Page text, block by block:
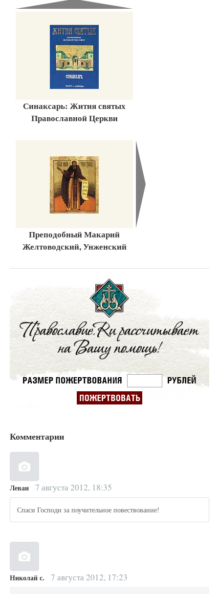
Синаксарь: Жития святых
Православной Церкви
Преподобный Макарий
Желтоводский, Унженский
Комментарии
Леван 7 августа 2012, 18:35
Спаси Господи за поучительное повествование!
Николай с. 7 августа 2012, 17:23